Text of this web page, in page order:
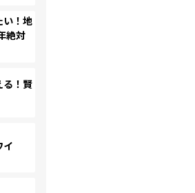
い！地
絶対
る！賢
イ